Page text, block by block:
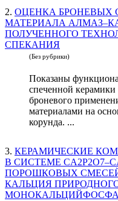
2. ОЦЕНКА БРОНЕВЫХ
МАТЕРИАЛА
ПОЛУЧЕННОГО
СПЕКАНИЯ
(Без рубрики)
Показаны
спеченной керамики
броневого
материалами на
корунда. ...
3. КЕРАМИЧЕСКИЕ КОМПОЗИЦИОННЫЕ МАТЕРИАЛЫ
В СИСТЕМЕ CA2P2O7–CA3(PO4)2 НА ОСНОВЕ
ПОРОШКОВЫХ СМЕСЕЙ, ВКЛЮЧАЮЩИХ
КАЛЬЦИЯ ПРИРОДНОГО ПРОИСХОЖДЕНИЯ И